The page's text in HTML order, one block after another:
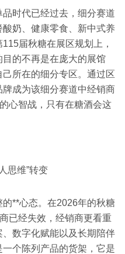
时代已经过去，细分赛道
酸奶、健康零食、新中式养
届秋糖在展区规划上，
的不再是在庞大的展馆
己所在的细分专区。通过区
成为该细分赛道中经销商
心智战，只有在糖酒会这
思维”转变
**心态。在2026年的秋糖
已经失效，经销商更看重
数字化赋能以及长期陪伴
个陈列产品的货架，它是